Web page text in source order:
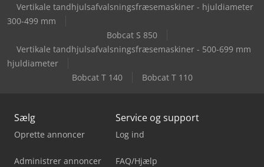
Vertikale tandhjulsafvalsningsfræsemaskiner - hjuldiameter
300-499 mm
Bobcat S 850
Vertikale tandhjulsafvalsningsfræsemaskiner - 500-699 mm
hjuldiameter
Bobcat T 140
Bobcat T 110
Sælg
Oprette annoncer
Administrer annoncer
Service og support
Log ind
FAQ/Hjælp